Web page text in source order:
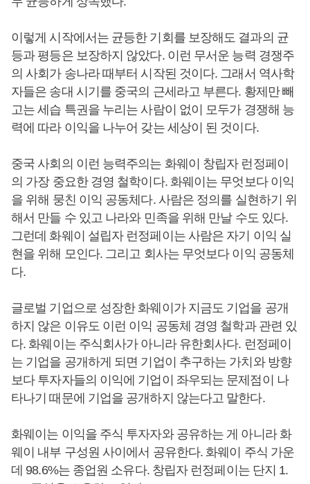
이렇게 시작에서는 균등한 기회를 보장해도 결과의 균
등과 평등은 보장하지 않았다. 이런 무서운 능력 경쟁주
의 사회가 송나라 때부터 시작된 것이다. 그래서 역사학
자들은 송대 시기를 중국의 근세라고 부른다. 황제만 빼
고는 세습 특권을 누리는 사람이 없이 모두가 경쟁해 능
력에 따라 이익을 나누어 갖는 세상이 된 것이다.
중국 사회의 이런 능력주의는 화웨이 창립자 런정페이
의 가장 중요한 경영 철학이다. 화웨이는 무엇보다 이익
을 위해 뭉친 이익 공동체다. 사람은 정의를 실현하기 위
해서 만들 수 있고 나라와 민족을 위해 만날 수도 있다.
그런데 화웨이 설립자 런정페이는 사람은 자기 이익 실
현을 위해 모인다. 그리고 회사는 무엇보다 이익 공동체
다.
글로벌 기업으로 성장한 화웨이가 지금도 기업을 공개
하지 않은 이유도 이런 이익 공동체 경영 철학과 관련 있
다. 화웨이는 주식회사가 아니라 유한회사다. 런정페이
는 기업을 공개하게 되면 기업이 추구하는 가치와 방향
보다 투자자들의 이익에 기업이 좌우되는 문제점이 나
타나기 때문에 기업을 공개하지 않는다고 말한다.
화웨이는 이익을 주식 투자자와 공유하는 게 아니라 화
웨이 내부 구성원 사이에서 공유한다. 화웨이 주식 가운
데 98.6%는 종업원 소유다. 창립자 런정페이는 단지 1.